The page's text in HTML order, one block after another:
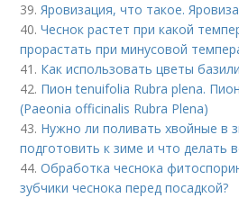
39.Яровизация, что такое.
40.Чеснок растет при какой
прорастать при минусовой
41. Как использовать цветы
42. Пион tenuifolia Rubra plena.
(Paeonia officinalis Rubra Plena)
43. Нужно ли поливать хвойные в
подготовить к зиме и что делать
44.Обработка чеснока
зубчики чеснока перед посадкой?